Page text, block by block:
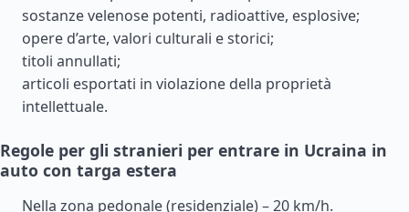
sostanze velenose potenti, radioattive, esplosive;
opere d’arte, valori culturali e storici;
titoli annullati;
articoli esportati in violazione della proprietà
intellettuale.
Regole per gli stranieri per entrare in Ucraina in
auto con targa estera
Nella zona pedonale (residenziale) – 20 km/h.